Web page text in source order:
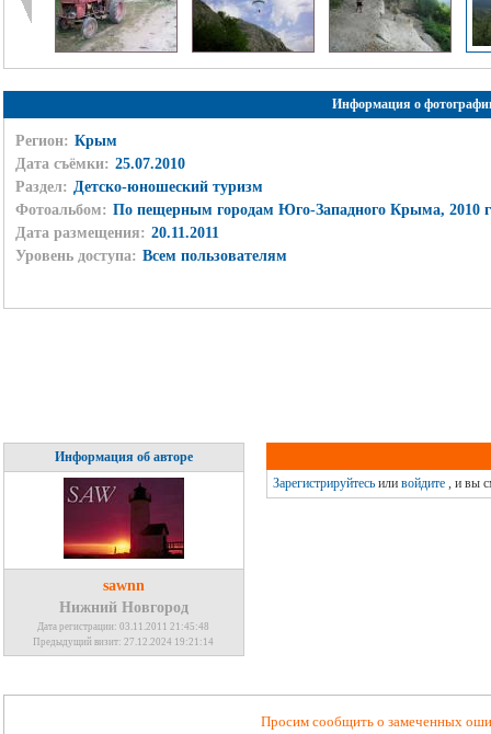
Информация о
Регион: Крым
Дата съёмки: 25.07.2010
Раздел: Детско-юношеский туризм
Фотоальбом: По пещерным городам Юго-Западного Крыма, 2010
Дата размещения: 20.11.2011
Уровень доступа: Всем пользователям
Информация об авторе
sawnn
Нижний Новгород
Дата регистрации: 03.11.2011 21:45:48
Предыдущий визит: 27.12.2024 19:21:14
Зарегистрируйтесьили войдите, и вы
Просим сообщить о замеченных